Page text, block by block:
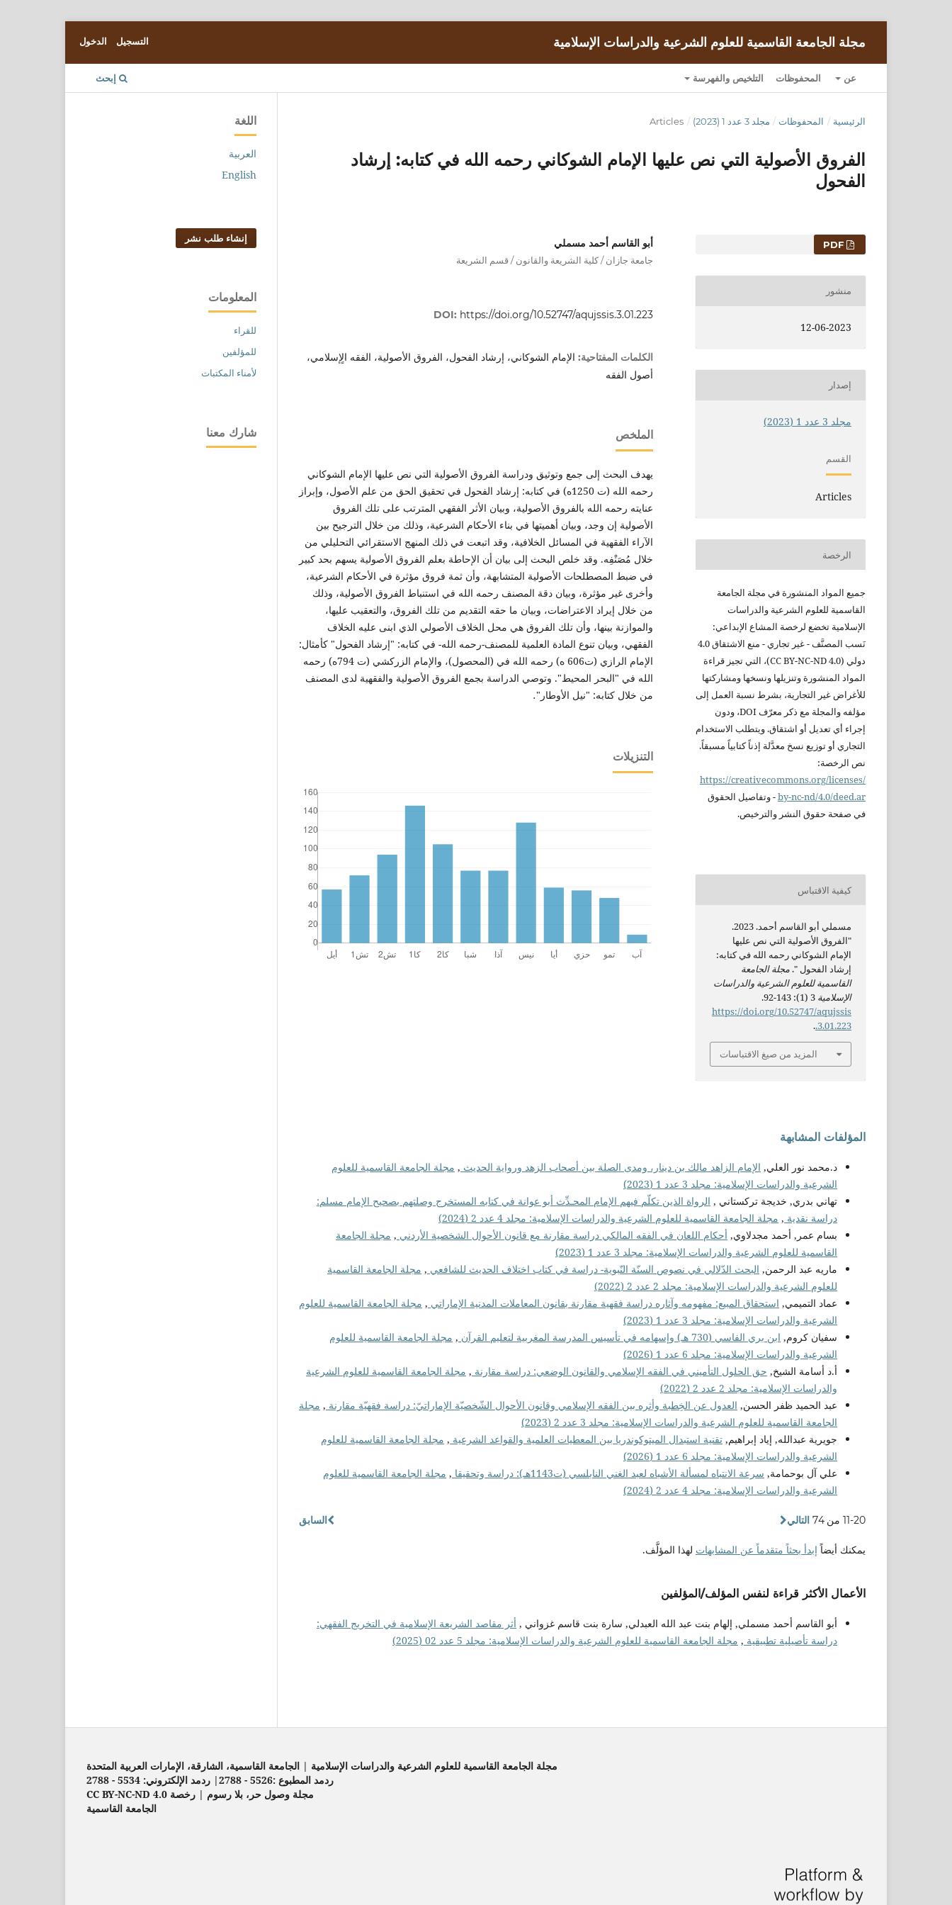
مجلة الجامعة القاسمية للعلوم الشرعية والدراسات الإسلامية
عن المحفوظات التلخيص والفهرسة إبحث
التسجيل الدخول
الرئيسية / المحفوظات / مجلد 3 عدد 1 (2023) /
Articles
الفروق الأصولية التي نص عليها الإمام الشوكاني رحمه الله في كتابه: إرشاد
الفحول
أبو القاسم أحمد مسملي
جامعة جازان / كلية الشريعة والقانون / قسم الشريعة
DOI: https://doi.org/10.52747/aqujssis.3.01.223
الكلمات المفتاحية: الإمام الشوكاني، إرشاد الفحول، الفروق الأصولية، الفقه الٍإسلامي،
أصول الفقه
الملخص
يهدف البحث إلى جمع وتوثيق ودراسة الفروق الأصولية التي نص عليها الإمام الشوكاني
رحمه الله (ت 1250ه) في كتابه: إرشاد الفحول في تحقيق الحق من علم الأصول، وإبراز
عنايته رحمه الله بالفروق الأصولية، وبيان الأثر الفقهي المترتب على تلك الفروق
الأصولية إن وجد، وبيان أهميتها في بناء الأحكام الشرعية، وذلك من خلال الترجيح بين
الآراء الفقهية في المسائل الخلافية، وقد اتبعت في ذلك المنهج الاستقرائي التحليلي من
خلال مُصَنْفِه. وقد خلص البحث إلى بيان أن الإحاطة بعلم الفروق الأصولية يسهم بحد كبير
في ضبط المصطلحات الأصولية المتشابهة، وأن ثمة فروق مؤثرة في الأحكام الشرعية،
وأخرى غير مؤثرة، وبيان دقة المصنف رحمه الله في استنباط الفروق الأصولية، وذلك
من خلال إيراد الاعتراضات، وبيان ما حقه التقديم من تلك الفروق، والتعقيب عليها،
والموازنة بينها، وأن تلك الفروق هي محل الخلاف الأصولي الذي ابنى عليه الخلاف
الفقهي، وبيان تنوع المادة العلمية للمصنف-رحمه الله- في كتابه: "إرشاد الفحول" كأمثال:
الإمام الرازي (ت606 ه) رحمه الله في (المحصول)، والإمام الزركشي (ت 794ه) رحمه
الله في "البحر المحيط". وتوصي الدراسة بجمع الفروق الأصولية والفقهية لدى المصنف
من خلال كتابه: "نيل الأوطار".
التنزيلات
التنزيلات
PDF
منشور
12-06-2023
إصدار
مجلد 3 عدد 1 (2023)
القسم
Articles
الرخصة
جميع المواد المنشورة في مجلة الجامعة
القاسمية للعلوم الشرعية والدراسات
الإسلامية تخضع لرخصة المشاع الإبداعي:
نَسب المصنَّف - غير تجاري - منع
الاشتقاق 4.0
دولي (CC BY-NC-ND 4.0)،
التي تجيز قراءة
المواد المنشورة وتنزيلها ونسخها ومشاركتها
للأغراض غير التجارية، بشرط نسبة العمل إلى
مؤلفه والمجلة مع ذكر معرّف DOI، ودون
إجراء أي تعديل أو اشتقاق. ويتطلب الاستخدام
التجاري أو توزيع نسخ معدَّلة إذناً كتابياً مسبقاً.
نص الرخصة:
https://creativecommons.org/licenses/
by-nc-nd/4.0/deed.ar
-وتفاصيل الحقوق
في صفحة حقوق النشر والترخيص.
كيفية الاقتباس
مسملي أبو القاسم أحمد. 2023.
"الفروق الأصولية التي نص عليها
الإمام الشوكاني رحمه الله في كتابه:
إرشاد الفحول ".مجلة الجامعة
القاسمية للعلوم الشرعية والدراسات
الإسلامية 3 (1): 143-92.
https://doi.org/10.52747/aqujssis
.3.01.223
.
المزيد من صيغ الاقتباسات
المؤلفات المشابهة
د.محمد نور العلي, الإمام الزاهد مالك بن دينار، ومدى الصلة بين أصحاب الزهد ورواية الحديث , مجلة الجامعة القاسمية للعلوم
الشرعية والدراسات الإسلامية: مجلد 3 عدد 1 (2023)
تهاني بدري, خديجة تركستاني , الرواة الذين تكلّم فيهم الإمام المحـدِّث أبو عوانة في كتابه المستخرج وصلتهم بصحيح الإمام مسلم:
دراسة نقدية , مجلة الجامعة القاسمية للعلوم الشرعية والدراسات الإسلامية: مجلد 4 عدد 2 (2024)
بسام عمر, أحمد مجدلاوي, أحكام اللعان في الفقه المالكي دراسة مقارنة مع قانون الأحوال الشخصية الأردني , مجلة الجامعة
القاسمية للعلوم الشرعية والدراسات الإسلامية: مجلد 3 عدد 1 (2023)
ماريه عبد الرحمن, البحث الدّلالي في نصوص السنّة النّبوية- دراسة في كتاب اختلاف الحديث للشافعي , مجلة الجامعة القاسمية
للعلوم الشرعية والدراسات الإسلامية: مجلد 2 عدد 2 (2022)
عماد التميمي, استحقاق المبيع: مفهومه وآثاره دراسة فقهية مقارنة بقانون المعاملات المدنية الإماراتي , مجلة الجامعة القاسمية للعلوم
الشرعية والدراسات الإسلامية: مجلد 3 عدد 1 (2023)
سفيان كروم, ابن بري الفاسي (730 هـ) وإسهامه في تأسيس المدرسة المغربية لتعليم القرآن , مجلة الجامعة القاسمية للعلوم
الشرعية والدراسات الإسلامية: مجلد 6 عدد 1 (2026)
أ.د أسامة الشيخ, حق الحلول التأميني في الفقه الإسلامي والقانون الوضعي: دراسة مقارنة , مجلة الجامعة القاسمية للعلوم الشرعية
والدراسات الإسلامية: مجلد 2 عدد 2 (2022)
عبد الحميد ظفر الحسن, العدول عن الخِطبة وأثره بين الفقه الإسلامي وقانون الأحوال الشّخصيّة الإماراتيّ: دراسة فقهيّة مقارنة , مجلة
الجامعة القاسمية للعلوم الشرعية والدراسات الإسلامية: مجلد 3 عدد 2 (2023)
جويرية عبدالله, إياد إبراهيم, تقنية استبدال الميتوكوندريا بين المعطيات العلمية والقواعد الشرعية , مجلة الجامعة القاسمية للعلوم
الشرعية والدراسات الإسلامية: مجلد 6 عدد 1 (2026)
علي آل بوحمامة, سرعة الانتباه لمسألة الأشباه لعبد الغني النابلسي (ت1143هـ): دراسة وتحقيقا , مجلة الجامعة القاسمية للعلوم
الشرعية والدراسات الإسلامية: مجلد 4 عدد 2 (2024)
السابق 11-20 من 74 التالي
يمكنك أيضاً إبدأ بحثاً متقدماً عن المشابهات لهذا المؤلَّف.
الأعمال الأكثر قراءة لنفس المؤلف/المؤلفين
أبو القاسم أحمد مسملي, إلهام بنت عبد الله العبدلي, سارة بنت قاسم غزواني , أثر مقاصد الشريعة الإسلامية في التخريج الفقهي:
دراسة تأصيلية تطبيقية , مجلة الجامعة القاسمية للعلوم الشرعية والدراسات الإسلامية: مجلد 5 عدد 02 (2025)
اللغة
العربية
English
إنشاء طلب نشر
المعلومات
للقراء
للمؤلفين
لأمناء المكتبات
شارك معنا
مجلة الجامعة القاسمية للعلوم الشرعية والدراسات الإسلامية | الجامعة القاسمية، الشارقة، الإمارات العربية المتحدة
ردمد المطبوع :5526 - 2788| ردمد الإلكتروني: 5534 - 2788
مجلة وصول حر، بلا رسوم | رخصة CC BY-NC-ND 4.0
الجامعة القاسمية